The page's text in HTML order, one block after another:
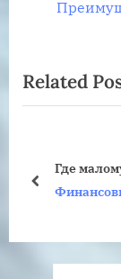
o
u
o
N
t
P
Related
Где
prev